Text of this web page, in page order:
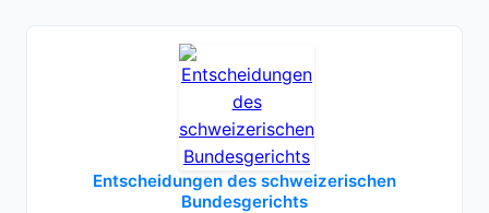
Entscheidungen des schweizerischen
Bundesgerichts